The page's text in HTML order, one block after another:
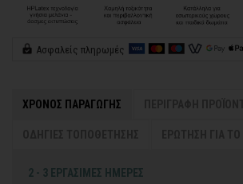
Ασφαλείς πληρωμές
ΧΡΟΝΟΣ ΠΑΡΑΓΩΓΗΣ
2 - 3 ΕΡΓΑΣΙΜΕΣ ΗΜΕΡΕΣ